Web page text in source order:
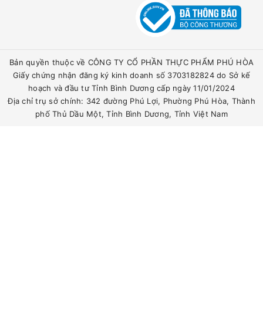
Bản quyền thuộc về CÔNG TY CỔ PHẦN THỰC PHẨM PHÚ HÒA
Giấy chứng nhận đăng ký kinh doanh số 3703182824 do Sở kế
hoạch và đầu tư Tỉnh Bình Dương cấp ngày 11/01/2024
Địa chỉ trụ sở chính: 342 đường Phú Lợi, Phường Phú Hòa, Thành
phố Thủ Dầu Một, Tỉnh Bình Dương, Tỉnh Việt Nam